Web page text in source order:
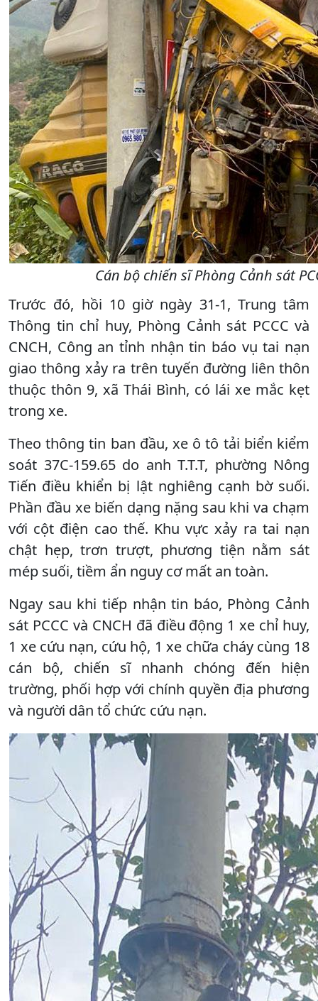
Cán bộ chiến sĩ Phòng Cảnh sát
Trước đó, hồi 10 giờ ngày 31-1, Trung tâm
Thông tin chỉ huy, Phòng Cảnh sát PCCC và
CNCH, Công an tỉnh nhận tin báo vụ tai nạn
giao thông xảy ra trên tuyến đường liên thôn
thuộc thôn 9, xã Thái Bình, có lái xe mắc kẹt
trong xe.
Theo thông tin ban đầu, xe ô tô tải biển kiểm
soát 37C-159.65 do anh T.T.T, phường Nông
Tiến điều khiển bị lật nghiêng cạnh bờ suối.
Phần đầu xe biến dạng nặng sau khi va chạm
với cột điện cao thế. Khu vực xảy ra tai nạn
chật hẹp, trơn trượt, phương tiện nằm sát
mép suối, tiềm ẩn nguy cơ mất an toàn.
Ngay sau khi tiếp nhận tin báo, Phòng Cảnh
sát PCCC và CNCH đã điều động 1 xe chỉ huy,
1 xe cứu nạn, cứu hộ, 1 xe chữa cháy cùng 18
cán bộ, chiến sĩ nhanh chóng đến hiện
trường, phối hợp với chính quyền địa phương
và người dân tổ chức cứu nạn.